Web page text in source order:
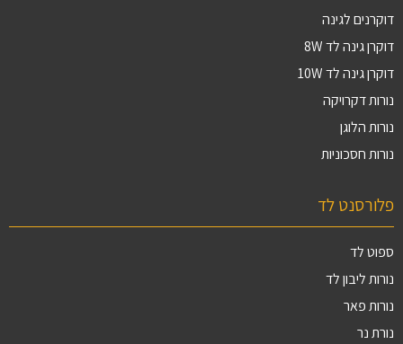
דוקרנים לגינה
דוקרן גינה לד 8W
דוקרן גינה לד 10W
נורות דקרויקה
נורות הלוגן
נורות חסכוניות
פלורסנט לד
ספוט לד
נורות ליבון לד
נורות פאר
נורת נר